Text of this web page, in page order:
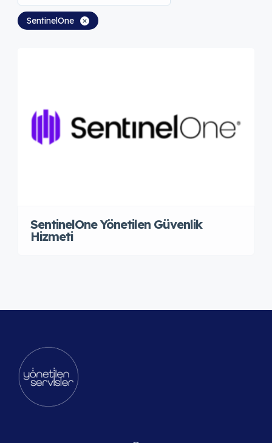
SentinelOne
SentinelOne Yönetilen Güvenlik
Hizmeti